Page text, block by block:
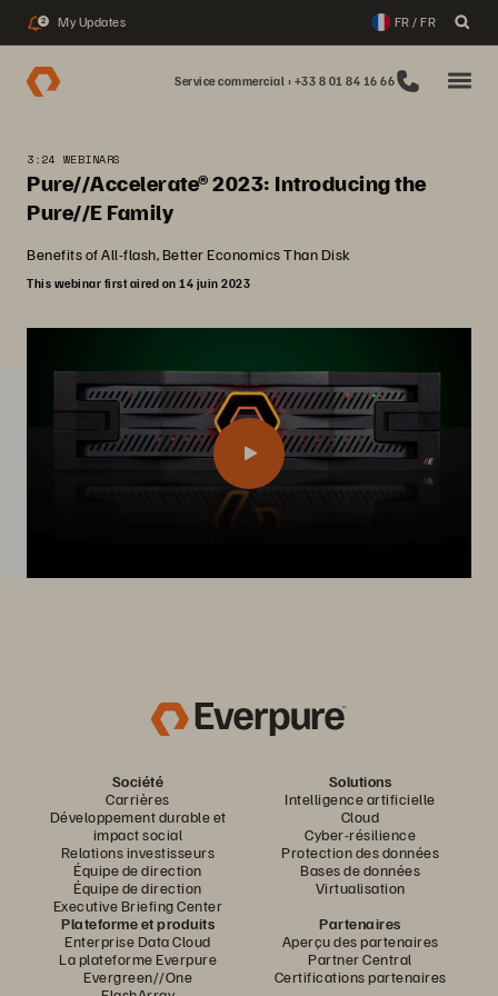
2 My Updates FR / FR
Service commercial : +33 8 01 84 16 66
3:24 WEBINARS
Pure//Accelerate® 2023: Introducing the
Pure//E Family
Benefits of All-flash, Better Economics Than Disk
This webinar first aired on 14 juin 2023
Société
Carrières
Développement durable et
impact social
Relations investisseurs
Équipe de direction
Équipe de direction
Executive Briefing Center
Solutions
Intelligence artificielle
Cloud
Cyber-résilience
Protection des données
Bases de données
Virtualisation
Plateforme et produits
Enterprise Data Cloud
La plateforme Everpure
Evergreen//One
Partenaires
Aperçu des partenaires
Partner Central
Certifications partenaires